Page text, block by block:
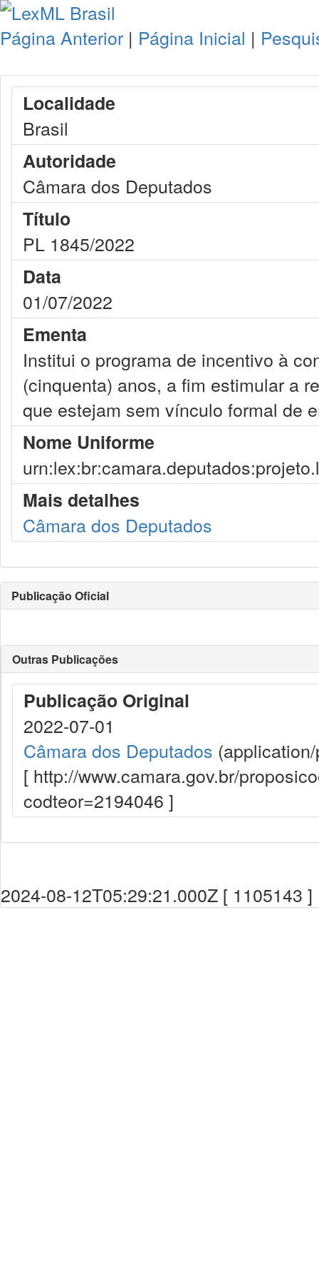
Página Anterior | Página Inicial |
Localidade
Brasil
Autoridade
Câmara dos Deputados
Título
PL 1845/2022
Data
01/07/2022
Ementa
Institui o programa de incentivo à
(cinquenta) anos, a fim estimular a
que estejam sem vínculo formal de
Nome Uniforme
Mais detalhes
Câmara dos Deputados
Publicação Oficial
Outras Publicações
Publicação Original
2022-07-01
Câmara dos Deputados
[ http://www.camara.gov.br/
codteor=2194046 ]
2024-08-12T05:29:21.000Z [ 1105143 ]